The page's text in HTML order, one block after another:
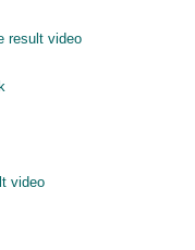
result video
video